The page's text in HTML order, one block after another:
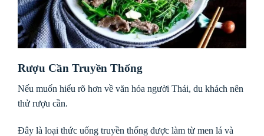
Rượu Cần Truyền Thống
Nếu muốn hiểu rõ hơn về văn hóa người Thái, du khách nên
thử rượu cần.
Đây là loại thức uống truyền thống được làm từ men lá và